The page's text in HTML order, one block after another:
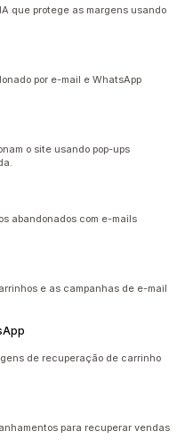
que protege as margens usando
por e-mail e WhatsApp
o site usando pop-ups
abandonados com e-mails
e as campanhas de e-mail
de recuperação de carrinho
para recuperar vendas